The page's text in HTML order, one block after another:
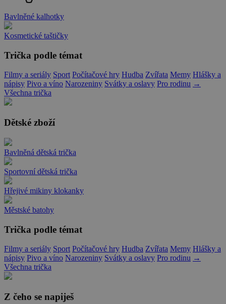
Bavlněné kalhotky
Kosmetické taštičky
Trička podle témat
Filmy a seriály Sport Počítačové hry Hudba Zvířata Memy Hlášky a
nápisy Pivo a víno Narozeniny Svátky a oslavy Pro rodinu →
Všechna trička
Dětské zboží
Bavlněná dětská trička
Sportovní dětská trička
Hřejivé mikiny klokanky
Městské batohy
Trička podle témat
Filmy a seriály Sport Počítačové hry Hudba Zvířata Memy Hlášky a
nápisy Pivo a víno Narozeniny Svátky a oslavy Pro rodinu →
Všechna trička
Z čeho se napiješ